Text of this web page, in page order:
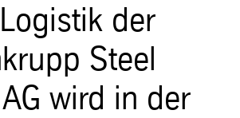
der
Steel
wird in der